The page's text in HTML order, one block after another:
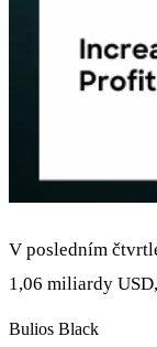
V posledním
1,06 miliardy
Bulios Black